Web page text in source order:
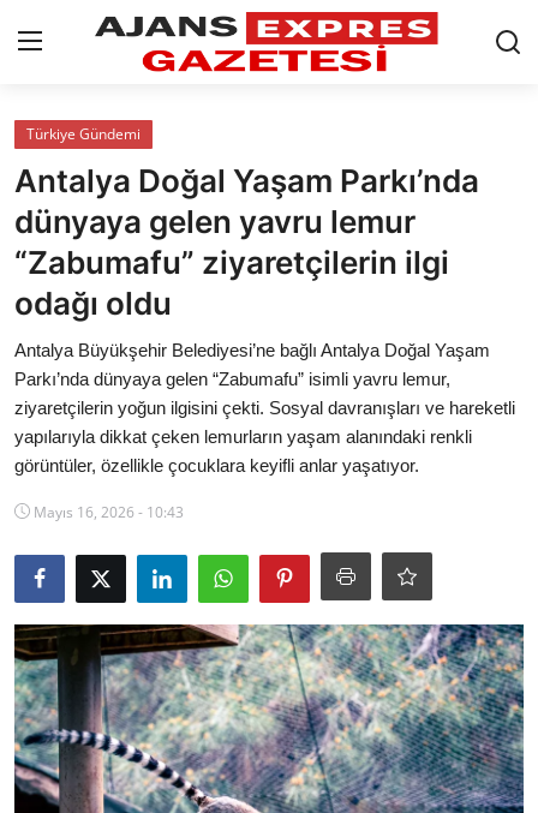
GİRİŞ YAP
AnaSayfa
Eskişehir Siyaset
Siyaset
Türkiye Gündemi
Yerel
Siber Güvenlik
Eğitim
Ekonomi
Kütahya
Özel Haber
Teknoloji
Spor
Türkiye Gündemi
Antalya Doğal Yaşam Parkı’nda
dünyaya gelen yavru lemur
“Zabumafu” ziyaretçilerin ilgi
odağı oldu
Antalya Büyükşehir Belediyesi’ne bağlı Antalya Doğal Yaşam
Parkı’nda dünyaya gelen “Zabumafu” isimli yavru lemur,
ziyaretçilerin yoğun ilgisini çekti. Sosyal davranışları ve hareketli
yapılarıyla dikkat çeken lemurların yaşam alanındaki renkli
görüntüler, özellikle çocuklara keyifli anlar yaşatıyor.
Mayıs 16, 2026 - 10:43